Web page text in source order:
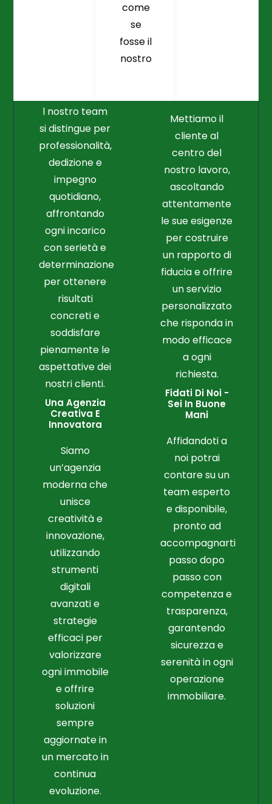
come
se
fosse il
nostro
l nostro team
si distingue per
professionalità,
dedizione e
impegno
quotidiano,
affrontando
ogni incarico
con serietà e
determinazione
per ottenere
risultati
concreti e
soddisfare
pienamente le
aspettative dei
nostri clienti.
Una Agenzia
Creativa E
Innovatora
Siamo
un’agenzia
moderna che
unisce
creatività e
innovazione,
utilizzando
strumenti
digitali
avanzati e
strategie
efficaci per
valorizzare
ogni immobile
e offrire
soluzioni
sempre
aggiornate in
un mercato in
continua
evoluzione.
Mettiamo il
cliente al
centro del
nostro lavoro,
ascoltando
attentamente
le sue esigenze
per costruire
un rapporto di
fiducia e offrire
un servizio
personalizzato
che risponda in
modo efficace
a ogni
richiesta.
Fidati Di Noi -
Sei In Buone
Mani
Affidandoti a
noi potrai
contare su un
team esperto
e disponibile,
pronto ad
accompagnarti
passo dopo
passo con
competenza e
trasparenza,
garantendo
sicurezza e
serenità in ogni
operazione
immobiliare.